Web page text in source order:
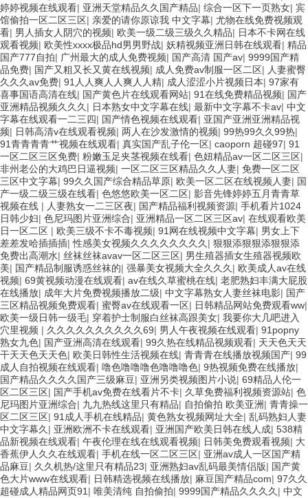
婷婷视频在线观看| 亚洲天堂精品久久国产精品| 综合一区下一页熟女| 宾
馆偷拍一区二区三区| 亲爱的请你原谅我 中文字幕| 尤物在线免费视频观
看| 男人插女人阴穴的视频| 欧美一级二级三级久久精品| 日本不卡网在线
观看视频| 欧美性xxxx极品hd男男野战| 妖精视频亚洲日韩在线观看| 精品
国产777自拍| 广州最大的成人免费视频| 国产高清 国产av| 9999国产精
品免费| 国产又粗又长又黄在线视频| 成人免费av制服一区二区| 人妻蜜臀
久久久av免费| 91人人爽人人爽人人精| 成人涩涩小片视频日本| 97家有
喜事国语高清在线| 国产黄色片在线观看网站| 91在线免费精品视频| 国产
亚洲精品视频久久久 | 日本熟女中文字幕在线| 最新中文字幕不卡av| 中文
字幕在线观看一二三四| 国产情色视频在线观看| 亚国产亚洲亚洲精品视
频| 日韩高清v在线观看视频| 两人在沙发激情的视频| 99热99久久99热|
91青青青青艹视频在线观看| 真实国产乱子伦一区| caoporn 超碰97| 91
一区二区三区免费| 粉嫩玉足夹茎视频在线看| 色妞精品av一区二区三区|
非州老公的大鸡巴日逼视频| 一区二区三区精品久久人妻| 免费一区二区
三区中文字幕| 99久久国产综合精品草原| 欧美一区二区在线视频人妻| 国
产一级二级三级在线看| 色悠悠欧美一区二区| 影音先锋婷婷五月青青草
视频在线 | 人妻熟女一二三区夜| 国产精品福利视频资源| 手机看片1024
日韩少妇| 色尼玛图片亚洲综合| 亚洲精品一区二区三区av| 在线观看欧美
日一区二区 | 欧美三级不卡不毒视频| 91网在线视频中文字幕| 男女上下
差差发哈插插插|性感美女视频久久久久久久久久 | 狠狠添狠狠添狠狠添
免费出高潮水| 丝袜丝袜avav一区二区三区| 男生殖器插女生殖器视频欧
美| 国产精品制服诱惑丝袜的| 强暴美女视频大全久久久 | 欧美成人av在线
视频| 69黄视频动漫在线观看| av在线久草蜜桃在线| 老肥熟妇丰满大屁股
在线播放| 成年大片免费视频播放二级| 中文字幕熟女人妻丝袜电影| 国产
三区精品视频免费观看| 蜜臀av在线观看一区| 日韩精品网站免费观看ww|
欧美一级日韩一级毛| 穿着护士制服白丝袜高跟美女| 我要你大几吧进入
穴里视频 | 久久久久久久久久久久69| 男人午夜视频在线观看| 91popny
熟女九色| 国产亚洲高清在线观看| 99久热在线精品视频观看| 天天色天天
干天天色天天色| 欧美日韩性生活视频在线| 青青青在线播放视频国产| 99
成人自拍视频在线观看| 噜色噜噜噜色噜噜噜色| 9热视频免费在线播放|
国产精品久久久久国产三级麻豆| 亚洲另类视频图片小说| 69精品人伦一
区二区三区| 国产手机av免费在线看片不卡| 久草免费福利视频资源站| 色
尼玛图片亚洲综合| 九九热线这里只有精品| 自拍偷拍 欧美亚洲| 青青操一
区二区三区| 91成人手机在线精品| 黄色熟女视频网址大全| 乱码熟妇人妻
中文字幕久 | 亚洲欧洲不卡在线观看| 亚洲国产欧美日韩在线人成| 538精
品新视频在线观看| 午夜伦理在线在线观看视频| 日韩美免费观看视频| 大
香蕉伊人久久在线观看| 手机在线一区二区三区| 亚洲av成人一区国产精
品麻豆| 久久机热/这里只有精品23| 亚洲熟妇av乱码最美情侣版| 国产黄
色大片www在线观看| 日韩精选视频在线播放| 麻豆国产精品com| 97久久
超碰成人精品网页91 | 唯美清纯 自拍偷拍| 9999国产精品久久久久 | 中文